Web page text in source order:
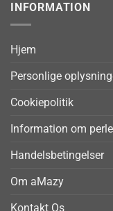
INFORMATION
Hjem
Personlige
Cookiepolitik
Information om
Handelsbetingelser
Om aMazy
Kontakt Os